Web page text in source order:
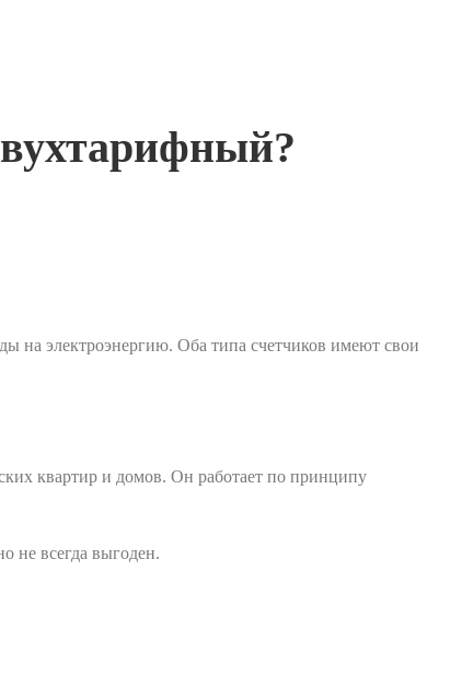
на электроэнергию. Оба типа счетчиков имеют свои
квартир и домов. Он работает по принципу
не всегда выгоден.